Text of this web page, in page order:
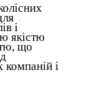
і
якістю
що
компаній і